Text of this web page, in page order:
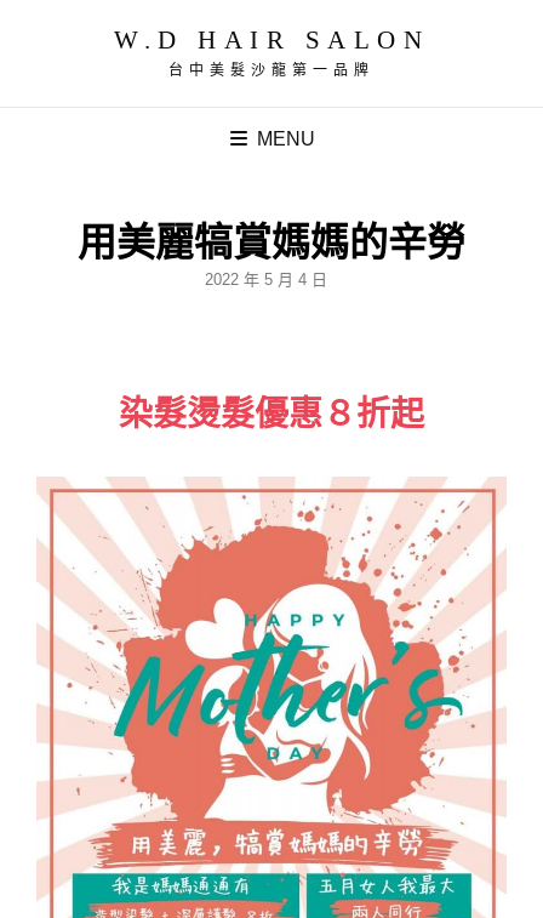
W.D HAIR SALON
台中美髮沙龍第一品牌
MENU
用美麗犒賞媽媽的辛勞
POSTED
2022 年 5 月 4 日
染髮燙髮優惠８折起